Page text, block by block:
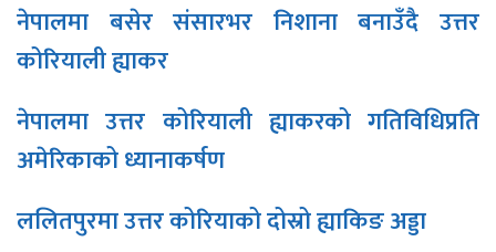
नेपालमा बसेर संसारभर निशाना बनाउँदै उत्तर
कोरियाली ह्याकर
नेपालमा उत्तर कोरियाली ह्याकरको गतिविधिप्रति
अमेरिकाको ध्यानाकर्षण
ललितपुरमा उत्तर कोरियाको दोस्रो ह्याकिङ अड्डा